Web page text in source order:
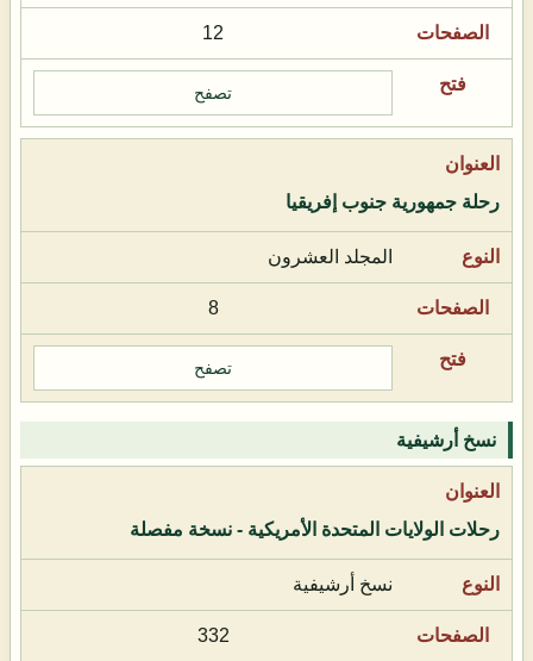
12
تصفح
رحلة جمهورية جنوب إفريقيا
المجلد العشرون
8
تصفح
نسخ أرشيفية
رحلات الولايات المتحدة الأمريكية - نسخة مفصلة
نسخ أرشيفية
332